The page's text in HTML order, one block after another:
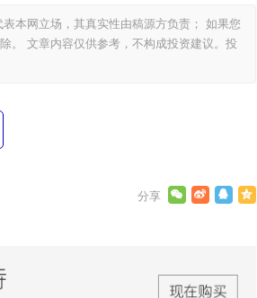
本网立场，其真实性由稿源方负责； 如果您
。 文章内容仅供参考，不构成投资建议。投